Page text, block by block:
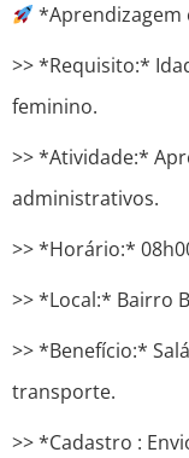
*Aprendizagem
>> *Requisito:*
feminino.
>> *Atividade:*
administrativos.
>> *Horário:*
>> *Local:* Bairro
>> *Benefício:*
transporte.
>> *Cadastro :